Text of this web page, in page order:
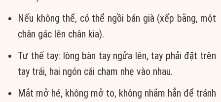
Nếu không thể, có thể ngồi bán già (xếp bằng, một
chân gác lên chân kia).
Tư thế tay: lòng bàn tay ngửa lên, tay phải đặt trên
tay trái, hai ngón cái chạm nhẹ vào nhau.
Mắt mở hé, không mở to, không nhắm hẳn để tránh